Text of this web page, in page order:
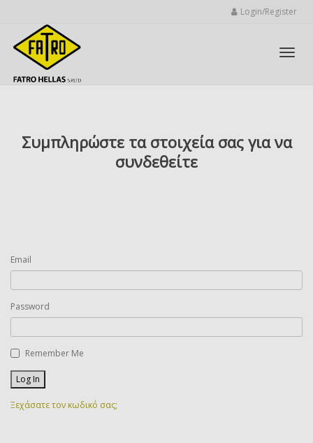
Login/Register
Συμπληρώστε τα στοιχεία σας για να
συνδεθείτε
Email
Password
Remember Me
Ξεχάσατε τον κωδικό σας;